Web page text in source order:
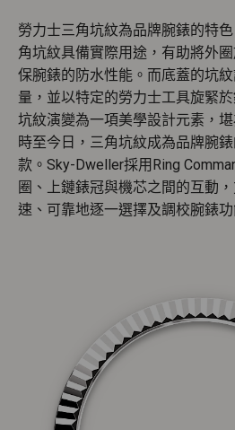
勞力士三角坑紋為品牌腕錶的特
角坑紋具備實際用途，有助將外
保腕錶的防水性能。而底蓋的坑
量，並以特定的勞力士工具旋緊
坑紋演變為一項美學設計元素，
時至今日，三角坑紋成為品牌腕
款。Sky-Dweller採用Ring
圈、上鏈錶冠與機芯之間的互動
速、可靠地逐一選擇及調校腕錶功